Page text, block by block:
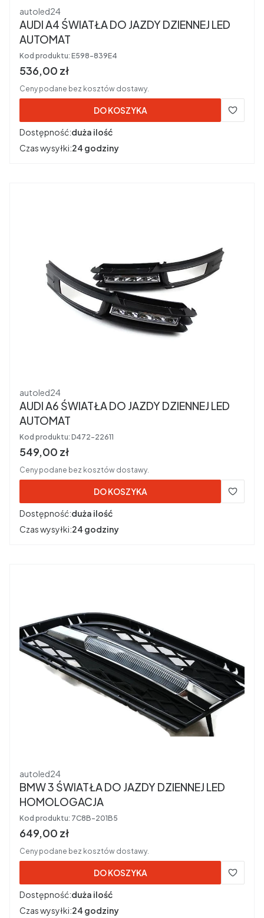
Producent
autoled24
AUDI A4 ŚWIATŁA DO JAZDY DZIENNEJ LED
AUTOMAT
Kod produktu: E598-839E4
Cena brutto
536,00 zł
Ceny podane bez kosztów dostawy.
DO KOSZYKA
Dostępność:duża ilość
Czas wysyłki:24 godziny
Producent
autoled24
AUDI A6 ŚWIATŁA DO JAZDY DZIENNEJ LED
AUTOMAT
Kod produktu: D472-22611
Cena brutto
549,00 zł
Ceny podane bez kosztów dostawy.
DO KOSZYKA
Dostępność:duża ilość
Czas wysyłki:24 godziny
Producent
autoled24
BMW 3 ŚWIATŁA DO JAZDY DZIENNEJ LED
HOMOLOGACJA
Kod produktu: 7C8B-201B5
Cena brutto
649,00 zł
Ceny podane bez kosztów dostawy.
DO KOSZYKA
Dostępność:duża ilość
Czas wysyłki:24 godziny